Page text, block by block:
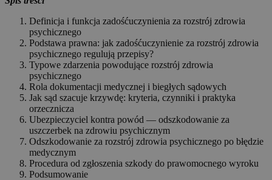
Definicja i funkcja zadośćuczynienia za rozstrój zdrowia
psychicznego
Podstawa prawna: jak zadośćuczynienie za rozstrój zdrowia
psychicznego regulują przepisy?
Typowe zdarzenia powodujące rozstrój zdrowia
psychicznego
Rola dokumentacji medycznej i biegłych sądowych
Jak sąd szacuje krzywdę: kryteria, czynniki i praktyka
orzecznicza
Ubezpieczyciel kontra powód — odszkodowanie za
uszczerbek na zdrowiu psychicznym
Odszkodowanie za rozstrój zdrowia psychicznego po błędzie
medycznym
Procedura od zgłoszenia szkody do prawomocnego wyroku
Podsumowanie